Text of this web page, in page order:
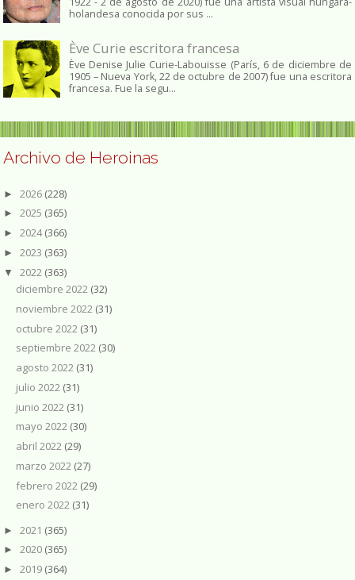
holandesa conocida por sus ...
Ève Curie escritora francesa
Ève Denise Julie Curie-Labouisse (París, 6 de diciembre de
1905 – Nueva York, 22 de octubre de 2007) fue una escritora
francesa. Fue la segu...
Archivo de Heroinas
► 2026 (228)
► 2025 (365)
► 2024(366)
► 2023 (363)
▼ 2022 (363)
diciembre 2022 (32)
noviembre 2022 (31)
octubre 2022 (31)
septiembre 2022 (30)
agosto 2022 (31)
julio 2022 (31)
junio 2022 (31)
mayo 2022 (30)
abril 2022 (29)
marzo 2022 (27)
febrero 2022 (29)
enero 2022 (31)
► 2021 (365)
► 2020 (365)
► 2019 (364)